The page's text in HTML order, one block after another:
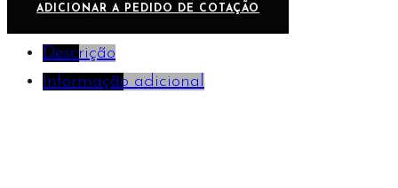
ADICIONAR A PEDIDO DE COTAÇÃO
Descrição
Informação adicional